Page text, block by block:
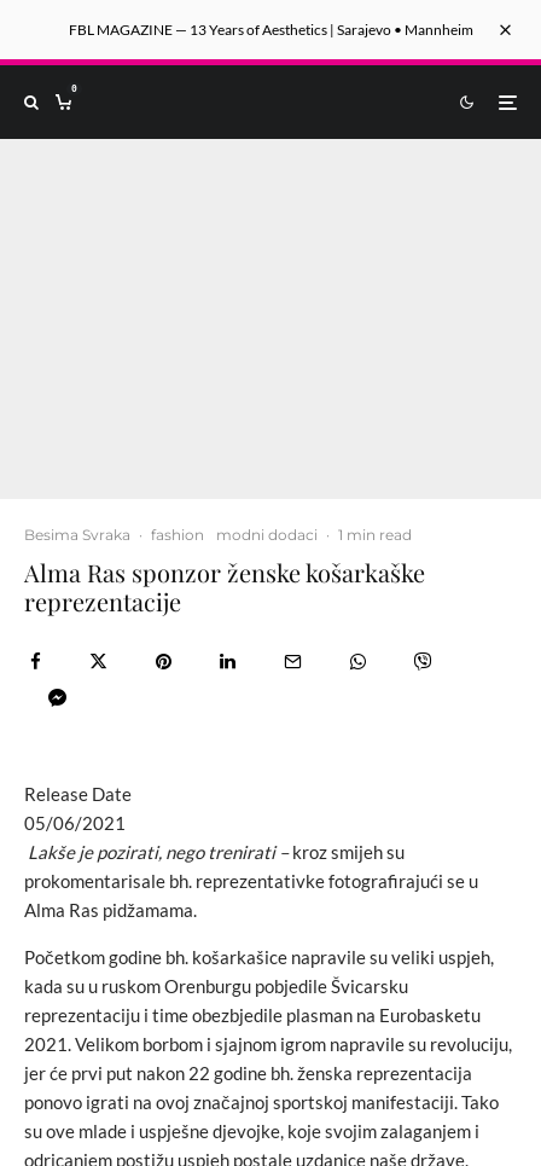
FBL MAGAZINE — 13 Years of Aesthetics | Sarajevo • Mannheim
0
Besima Svraka · fashion modni dodaci · 1 min read
Alma Ras sponzor ženske košarkaške
reprezentacije
Release Date
05/06/2021
Lakše je pozirati, nego trenirati –kroz smijeh su
prokomentarisale bh. reprezentativke fotografirajući se u
Alma Ras pidžamama.
Početkom godine bh. košarkašice napravile su veliki uspjeh,
kada su u ruskom Orenburgu pobjedile Švicarsku
reprezentaciju i time obezbjedile plasman na Eurobasketu
2021. Velikom borbom i sjajnom igrom napravile su revoluciju,
jer će prvi put nakon 22 godine bh. ženska reprezentacija
ponovo igrati na ovoj značajnoj sportskoj manifestaciji. Tako
su ove mlade i uspješne djevojke, koje svojim zalaganjem i
odricanjem postižu uspjeh postale uzdanice naše države.